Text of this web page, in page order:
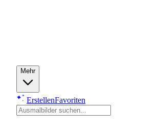
Mehr
ErstellenFavoriten